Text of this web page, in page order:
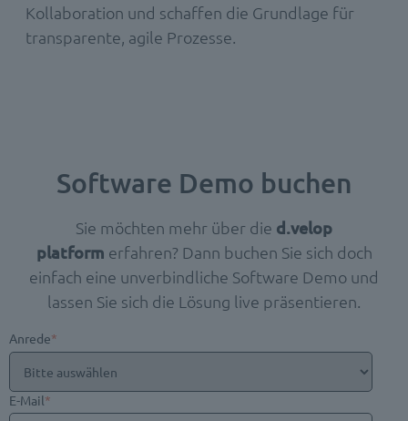
Kollaboration und schaffen die Grundlage für
transparente, agile Prozesse.
Software Demo buchen
Sie möchten mehr über die d.velop
platform erfahren? Dann buchen Sie sich doch
einfach eine unverbindliche Software Demo und
lassen Sie sich die Lösung live präsentieren.
Anrede*
E-Mail*